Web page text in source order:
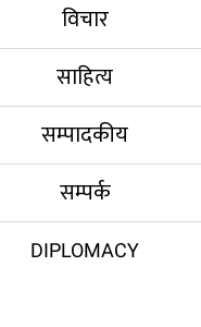
विचार
साहित्य
सम्पादकीय
सम्पर्क
DIPLOMACY